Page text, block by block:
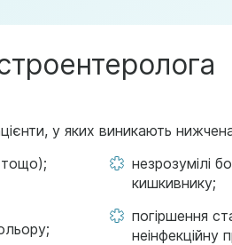
у яких виникають
тощо);
незрозумілі
кишкивнику;
погіршення